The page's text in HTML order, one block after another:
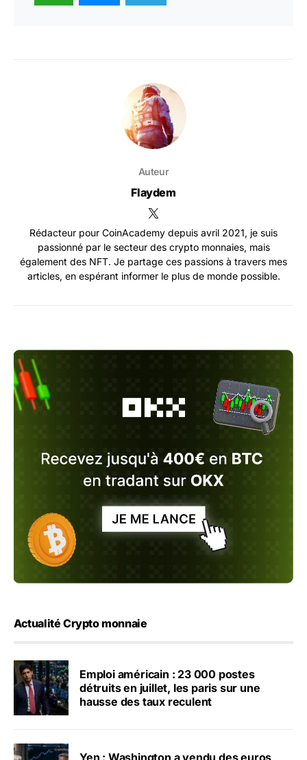
Auteur
Flaydem
Rédacteur pour CoinAcademy depuis avril 2021, je suis
passionné par le secteur des crypto monnaies, mais
également des NFT. Je partage ces passions à travers mes
articles, en espérant informer le plus de monde possible.
Actualité Crypto monnaie
Emploi américain : 23 000 postes
détruits en juillet, les paris sur une
hausse des taux reculent